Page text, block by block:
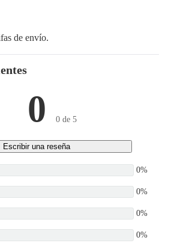
de envío.
0 0 de 5
Escribir una reseña
0%
0%
0%
0%